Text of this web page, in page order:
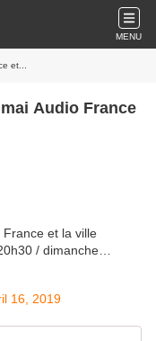
MENU
et...
Audio France
France et la ville
/ dimanche…
16, 2019